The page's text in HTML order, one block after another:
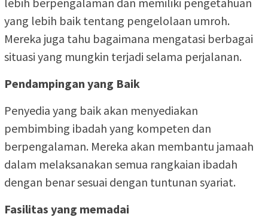
yang lebih baik tentang pengelolaan umroh.
Mereka juga tahu bagaimana mengatasi berbagai
situasi yang mungkin terjadi selama perjalanan.
Pendampingan yang Baik
Penyedia yang baik akan menyediakan
pembimbing ibadah yang kompeten dan
berpengalaman. Mereka akan membantu jamaah
dalam melaksanakan semua rangkaian ibadah
dengan benar sesuai dengan tuntunan syariat.
Fasilitas yang memadai